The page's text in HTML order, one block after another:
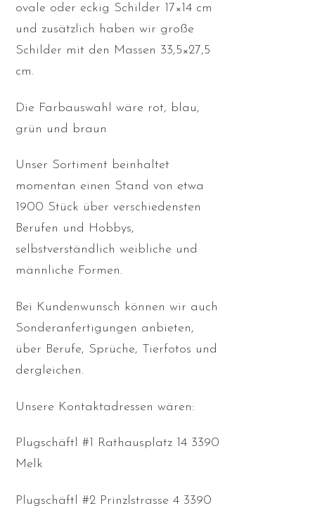
ovale oder eckig Schilder 17×14 cm
und zusätzlich haben wir große
Schilder mit den Massen 33,5×27,5
cm.
Die Farbauswahl wäre rot, blau,
grün und braun
Unser Sortiment beinhaltet
momentan einen Stand von etwa
1900 Stück über verschiedensten
Berufen und Hobbys,
selbstverständlich weibliche und
männliche Formen.
Bei Kundenwunsch können wir auch
Sonderanfertigungen anbieten,
über Berufe, Sprüche, Tierfotos und
dergleichen.
Unsere Kontaktadressen wären:
Plugschäftl #1 Rathausplatz 14 3390
Melk
Plugschäftl #2 Prinzlstrasse 4 3390